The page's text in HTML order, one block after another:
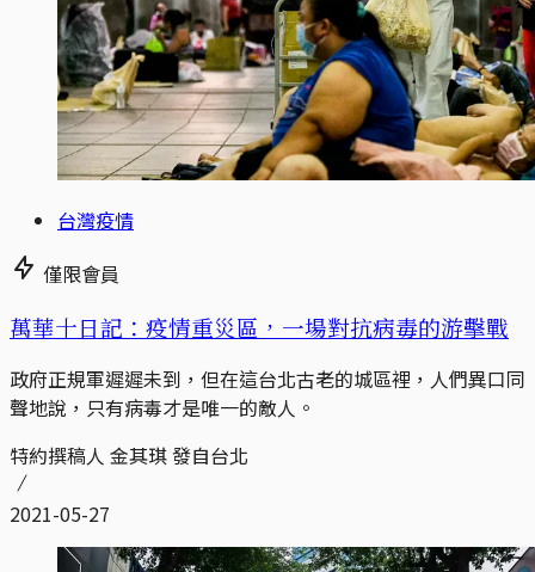
台灣疫情
僅限會員
萬華十日記：疫情重災區，一場對抗病毒的游擊戰
政府正規軍遲遲未到，但在這台北古老的城區裡，人們異口同
聲地說，只有病毒才是唯一的敵人。
特約撰稿人 金其琪 發自台北
2021-05-27